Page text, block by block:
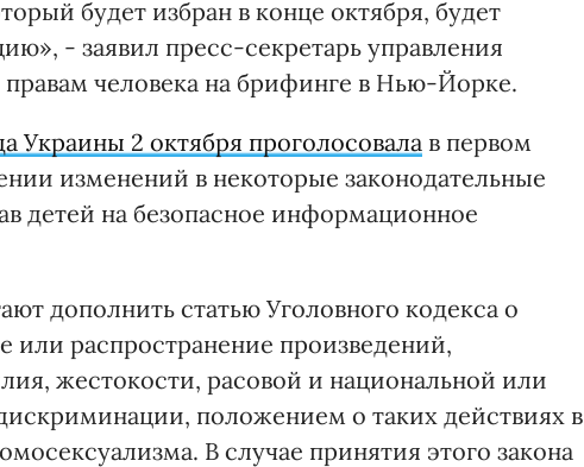
будет избран в конце октября, будет
- заявил пресс-секретарь управления
человека на брифинге в Нью-Йорке.
Украины 2 октября проголосовала в первом
изменений в некоторые законодательные
детей на безопасное информационное
дополнить статью Уголовного кодекса о
или распространение произведений,
жестокости, расовой и национальной или
положением о таких действиях в
В случае принятия этого закона